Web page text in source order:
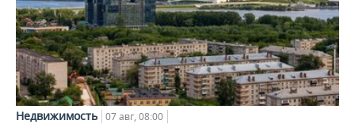
Недвижимость 07 авг, 08:00